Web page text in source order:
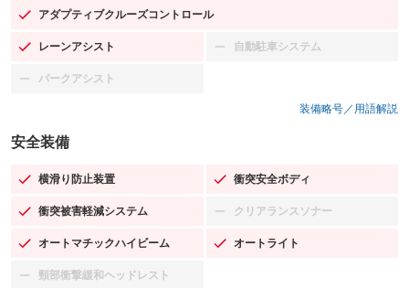
アダプティブクルーズコントロール
：装備あり
レーンアシスト
：装備あり 自動駐車システム
：装備なし
パークアシスト
：装備なし
装備略号／用語解説
安全装備
横滑り防止装置
：装備あり 衝突安全ボディ
：装備あり
衝突被害軽減システム
：装備あり クリアランスソナー
：装備なし
オートマチックハイビーム
：装備あり オートライト
：装備あり
頸部衝撃緩和ヘッドレスト
：装備なし